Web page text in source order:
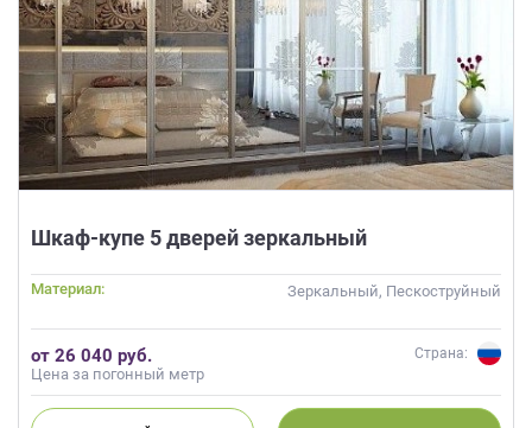
Шкаф-купе 5 дверей зеркальный
Материал: Зеркальный, Пескоструйный
от 26 040 руб.
Цена за погонный метр
Страна: